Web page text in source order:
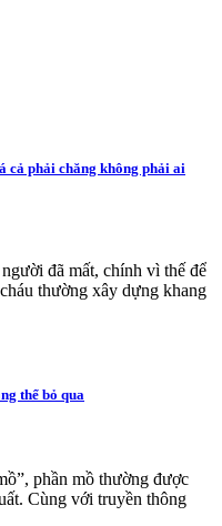
cả phải chăng không phải ai
đã mất, chính vì thế để
thường xây dựng khang
thể bỏ qua
phần mồ thường được
Cùng với truyền thông